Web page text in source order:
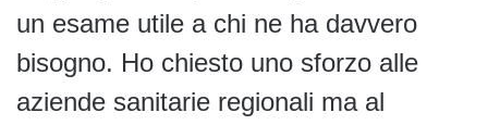
un esame utile a chi ne ha davvero
bisogno. Ho chiesto uno sforzo alle
aziende sanitarie regionali ma al